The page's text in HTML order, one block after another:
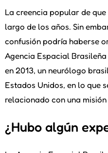
La creencia popular de
largo de los años. Sin
confusión podría haberse
Agencia Espacial
en 2013, un neurólogo
Estados Unidos, en lo que
relacionado con una
¿Hubo algún